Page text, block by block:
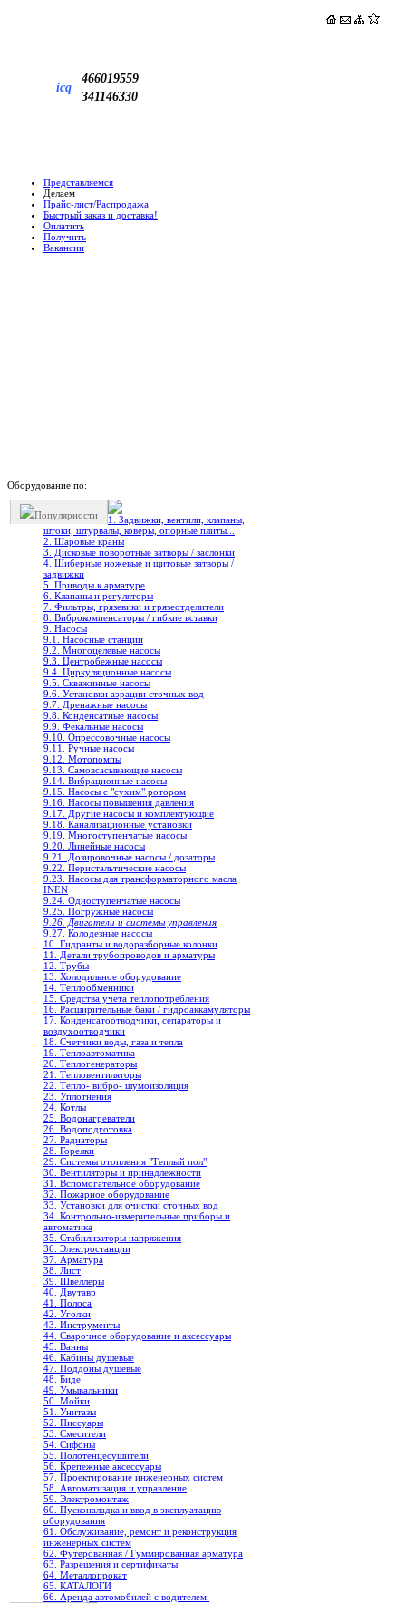
icq
466019559
341146330
Представляемся
Делаем
Прайс-лист/Распродажа
Быстрый заказ и доставка!
Оплатить
Получить
Вакансии
Оборудование по:
Популярности
1. Задвижки, вентили, клапаны,
штоки, штурвалы, коверы, опорные плиты...
2. Шаровые краны
3. Дисковые поворотные затворы / заслонки
4. Шиберные ножевые и щитовые затворы /
задвижки
5. Приводы к арматуре
6. Клапаны и регуляторы
7. Фильтры, грязевики и грязеотделители
8. Виброкомпенсаторы / гибкие вставки
9. Насосы
9.1. Насосные станции
9.2. Многоцелевые насосы
9.3. Центробежные насосы
9.4. Циркуляционные насосы
9.5. Скважинные насосы
9.6. Установки аэрации сточных вод
9.7. Дренажные насосы
9.8. Конденсатные насосы
9.9. Фекальные насосы
9.10. Опрессовочные насосы
9.11. Ручные насосы
9.12. Мотопомпы
9.13. Самовсасывающие насосы
9.14. Вибрационные насосы
9.15. Насосы с "сухим" ротором
9.16. Насосы повышения давления
9.17. Другие насосы и комплектующие
9.18. Канализационные установки
9.19. Многоступенчатые насосы
9.20. Линейные насосы
9.21. Дозировочные насосы / дозаторы
9.22. Перистальтические насосы
9.23. Насосы для трансформаторного масла
INEN
9.24. Одноступенчатые насосы
9.25. Погружные насосы
9.26. Двигатели и системы управления
9.27. Колодезные насосы
10. Гидранты и водоразборные колонки
11. Детали трубопроводов и арматуры
12. Трубы
13. Холодильное oборудование
14. Теплообменники
15. Средства учета теплопотребления
16. Расширительные баки / гидроаккамуляторы
17. Конденсатоотводчики, сепараторы и
воздухоотводчики
18. Счетчики воды, газа и тепла
19. Теплоавтоматика
20. Теплогенераторы
21. Тепловентиляторы
22. Тепло- вибро- шумоизоляция
23. Уплотнения
24. Котлы
25. Водонагреватели
26. Водоподготовка
27. Радиаторы
28. Горелки
29. Системы отопления "Теплый пол"
30. Вентиляторы и принадлежности
31. Вспомогательное оборудование
32. Пожарное оборудование
33. Установки для очистки сточных вод
34. Контрольно-измерительные приборы и
автоматика
35. Стабилизаторы напряжения
36. Электростанции
37. Арматура
38. Лист
39. Швеллеры
40. Двутавр
41. Полоса
42. Уголки
43. Инструменты
44. Сварочное оборудование и аксессуары
45. Ванны
46. Кабины душевые
47. Поддоны душевые
48. Биде
49. Умывальники
50. Мойки
51. Унитазы
52. Писсуары
53. Смесители
54. Сифоны
55. Полотенцесушители
56. Крепежные аксессуары
57. Проектирование инженерных систем
58. Автоматизация и управление
59. Электромонтаж
60. Пусконаладка и ввод в эксплуатацию
оборудования
61. Обслуживание, ремонт и реконструкция
инженерных систем
62. Футерованная / Гуммированная арматура
63. Разрешения и сертификаты
64. Металлопрокат
65. КАТАЛОГИ
66. Аренда автомобилей с водителем.